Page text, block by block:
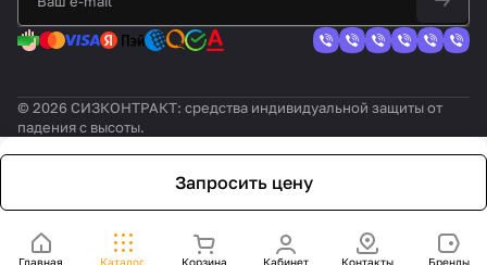
Запросить цену
Главная Каталог Корзина Кабинет Контакты Бренды
© 2026 СИЗКОНТРАКТ: средства индивидуальной защиты от
падения с высоты.